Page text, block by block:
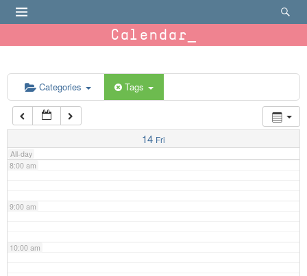
Calendar
Categories Tags
14 Fri
All-day
6:00 am
7:00 am
8:00 am
9:00 am
10:00 am